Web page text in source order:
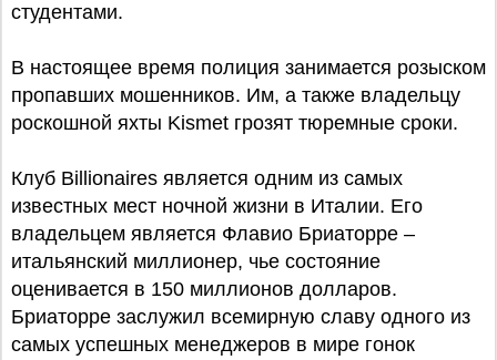
студентами.
В настоящее время полиция занимается розыском
пропавших мошенников. Им, а также владельцу
роскошной яхты Kismet грозят тюремные сроки.
Клуб Billionaires является одним из самых
известных мест ночной жизни в Италии. Его
владельцем является Флавио Бриаторре –
итальянский миллионер, чье состояние
оценивается в 150 миллионов долларов.
Бриаторре заслужил всемирную славу одного из
самых успешных менеджеров в мире гонок